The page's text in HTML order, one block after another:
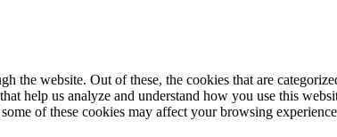
website. Out of these, the cookies that are
help us analyze and understand how you use this
of these cookies may affect your browsing